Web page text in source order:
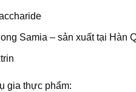
Samia – sản xuất tại Hàn
gia thực phẩm: